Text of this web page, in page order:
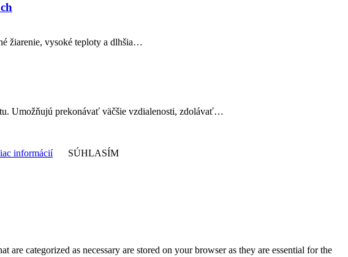
žiarenie, vysoké teploty a dlhšia…
Umožňujú prekonávať väčšie vzdialenosti, zdolávať…
informácií
SÚHLASÍM
categorized as necessary are stored on your browser as they are essential for the